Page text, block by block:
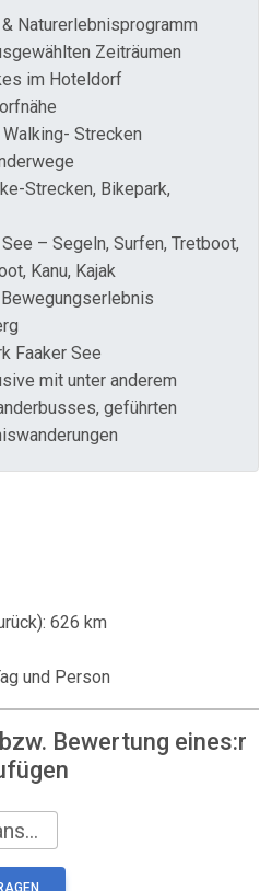
Naturerlebnisprogramm
Zeiträumen
im Hoteldorf
Strecken
Strecken, Bikepark,
– Segeln, Surfen, Tretboot,
Kanu, Kajak
Faaker See
mit unter anderem
geführten
626 km
und Person
Bewertung eines:r
PIN-Code vom Veranstalter